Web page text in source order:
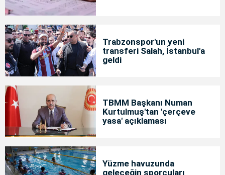
Trabzonspor'un yeni
transferi Salah, İstanbul'a
geldi
TBMM Başkanı Numan
Kurtulmuş'tan 'çerçeve
yasa' açıklaması
Yüzme havuzunda
geleceğin sporcuları